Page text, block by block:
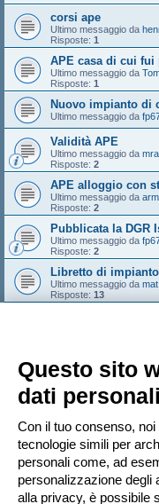
corsi ape
Ultimo messaggio da
Risposte: 1
APE casa di cui fui
Ultimo messaggio da
Risposte: 1
Nuovo impianto di
Ultimo messaggio da
Validità APE
Ultimo messaggio da
Risposte: 2
APE alloggio con
Ultimo messaggio da
Risposte: 2
Pubblicata la DGR
Ultimo messaggio da
Risposte: 2
Libretto di
Ultimo messaggio da mat
Risposte: 13
Nuovo argomento
485 argomenti
PERMESSI FORUM
Non puoiaprire nuovi argomenti
Non puoi
rispondere negli argomenti
Questo sito
dati
Con il tuo consenso,
tecnologie simili per
personali come, ad
personalizzazione degli
alla privacy, è possibile